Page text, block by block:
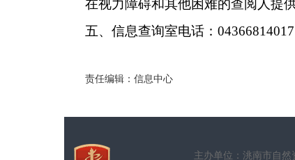
在视力障碍和其他困难的查阅人提
五、信息查询室电话： 04366814017
责任编辑：信息中心
主办单位：洮南市自